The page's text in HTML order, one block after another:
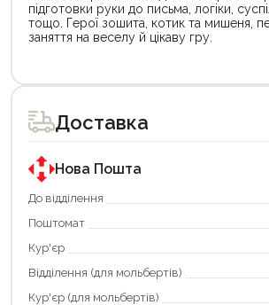
підготовки руки до письма, логіки,
тощо. Герої зошита, котик та мишеня,
заняття на веселу й цікаву гру.
товар
для
покупки
державною
програмою
єКнига.
Використовуйте
карту
щоб
зекономити
та
отримати
Доставка
Нова Пошта
До відділення
Поштомат
Кур'єр
Відділення (для мольбертів)
Кур'єр (для мольбертів)